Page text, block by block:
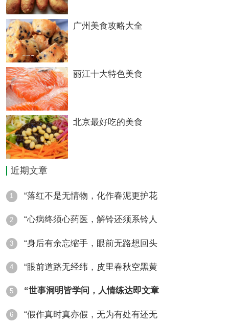
电话：0415-2878888
推荐菜：日式三文鱼刺身
鲜海居
地址：大明小区1号楼
电话：0415-2165763
推荐菜：蒸飞蟹、黄蚬子
胖姐烧烤城
地址：元宝区县前街30-5号
欧罗巴休闲西餐厅
地址：七经街
推荐菜：珍珠奶茶、热牛奶巧克力
老西安汤包店
地址：元宝新村26号楼
电话：0415-2828000
广州美食攻略大全
丽江十大特色美食
北京最好吃的美食
近期文章
1 “落红不是无情物，化作春泥更护花
2 “心病终须心药医，解铃还须系铃人
3 “身后有余忘缩手，眼前无路想回头
4 “眼前道路无经纬，皮里春秋空黑黄
5 “世事洞明皆学问，人情练达即文章
6 “假作真时真亦假，无为有处有还无